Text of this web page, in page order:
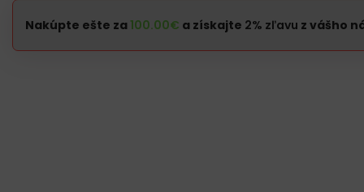
Nakúpte ešte za 100.00€ a získajte 2% zľavu z vášho